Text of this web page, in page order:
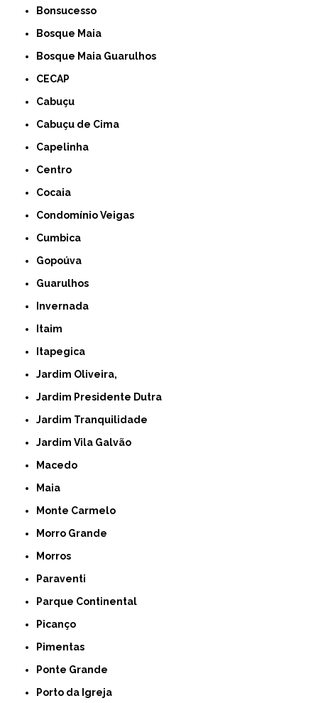
Bonsucesso
Bosque Maia
Bosque Maia Guarulhos
CECAP
Cabuçu
Cabuçu de Cima
Capelinha
Centro
Cocaia
Condomínio Veigas
Cumbica
Gopoúva
Guarulhos
Invernada
Itaim
Itapegica
Jardim Oliveira,
Jardim Presidente Dutra
Jardim Tranquilidade
Jardim Vila Galvão
Macedo
Maia
Monte Carmelo
Morro Grande
Morros
Paraventi
Parque Continental
Picanço
Pimentas
Ponte Grande
Porto da Igreja